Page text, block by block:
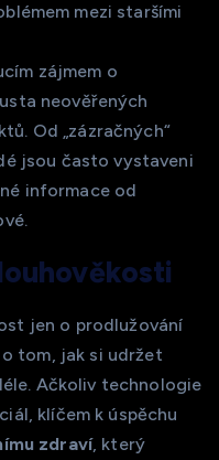
mezi staršími
zájmem o
neověřených
Od „zázračných“
jsou často vystaveni
informace od
jen o prodlužování
tom, jak si udržet
Ačkoliv technologie
klíčem k úspěchu
zdraví, který